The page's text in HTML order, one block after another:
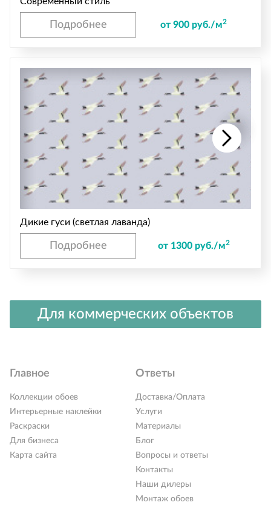
Подробнее от 900 руб./м2
Дикие гуси (светлая лаванда)
Подробнее от 1300 руб./м2
Для коммерческих объектов
Главное
Коллекции обоев
Интерьерные наклейки
Раскраски
Для бизнеса
Карта сайта
Ответы
Доставка/Оплата
Услуги
Материалы
Блог
Вопросы и ответы
Контакты
Наши дилеры
Монтаж обоев